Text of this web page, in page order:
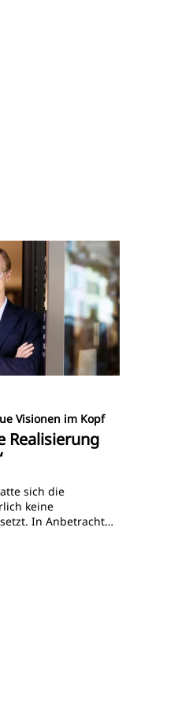
Visionen im Kopf
Realisierung
sich die
keine
In Anbetracht
Krieg – sowie der